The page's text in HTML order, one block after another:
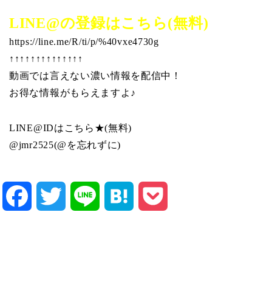
LINE@の登録はこちら(無料)
https://line.me/R/ti/p/%40vxe4730g
↑↑↑↑↑↑↑↑↑↑↑↑↑↑
動画では言えない濃い情報を配信中！
お得な情報がもらえますよ♪
LINE@IDはこちら★(無料)
@jmr2525(@を忘れずに)
Facebook Twitter Line Hatena